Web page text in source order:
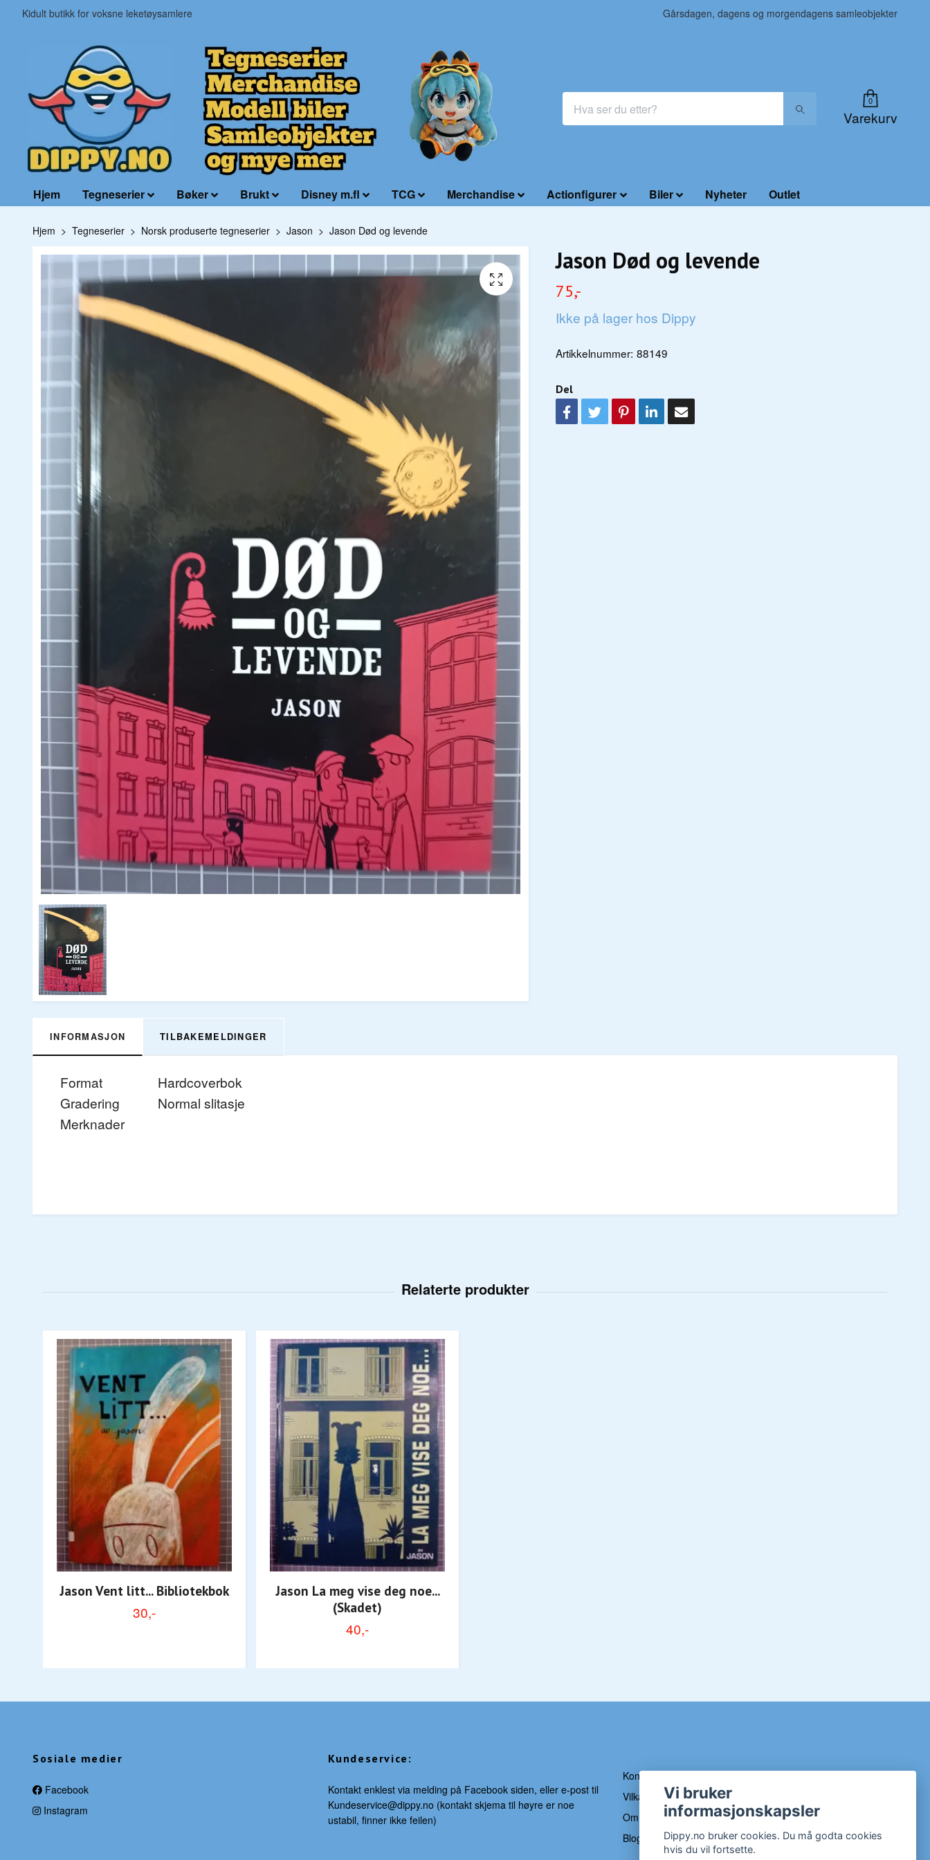
Kidult butikk for voksne leketøysamlere Gårsdagen, dagens og morgendagens samleobjekter
0
Varekurv
Hjem Tegneserier Bøker Brukt Disney m.fl TCG Merchandise Actionfigurer Biler Nyheter Outlet
Hjem Tegneserier Norsk produserte tegneserier Jason Jason Død og levende
Jason Død og levende
75,-
Ikke på lager hos Dippy
Artikkelnummer: 88149
Del
INFORMASJON TILBAKEMELDINGER
Format
Hardcoverbok
Gradering
Normal slitasje
Merknader
Jason Vent litt... Bibliotekbok
30,-
Jason La meg vise deg noe...
(Skadet)
40,-
Sosiale medier
Facebook
Instagram
Kundeservice:
Kontakt enklest via melding på Facebook siden, eller e-post til
Kundeservice@dippy.no (kontakt skjema til høyre er noe
ustabil, finner ikke feilen)
Kontakt
Vilkår og betingelser
Om Dippy
Blogg
Vi bruker
informasjonskapsler
Dippy.no bruker cookies. Du må godta cookies
hvis du vil fortsette.